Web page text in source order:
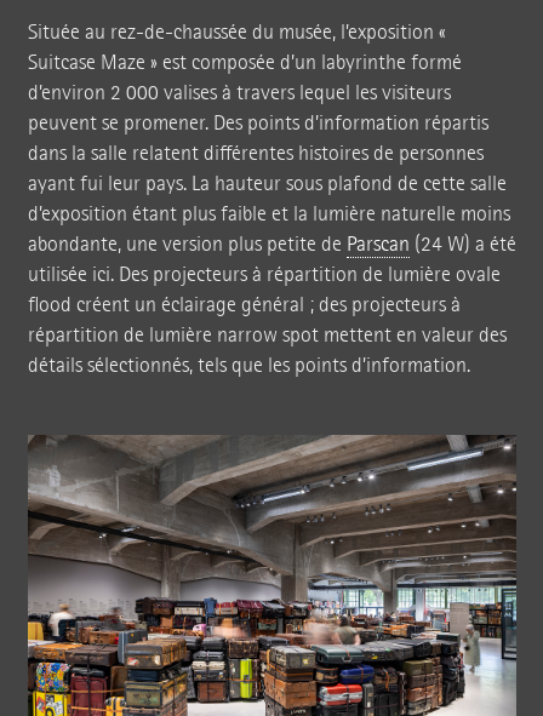
Située au rez-de-chaussée du musée, l’exposition «
Suitcase Maze » est composée d’un labyrinthe formé
d’environ 2 000 valises à travers lequel les visiteurs
peuvent se promener. Des points d’information répartis
dans la salle relatent différentes histoires de personnes
ayant fui leur pays. La hauteur sous plafond de cette salle
d’exposition étant plus faible et la lumière naturelle moins
abondante, une version plus petite de Parscan (24 W) a été
utilisée ici. Des projecteurs à répartition de lumière ovale
flood créent un éclairage général ; des projecteurs à
répartition de lumière narrow spot mettent en valeur des
détails sélectionnés, tels que les points d’information.